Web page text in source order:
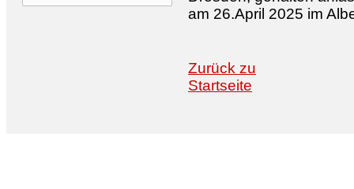
am 26.April 2025 im
Zurück zu
Startseite